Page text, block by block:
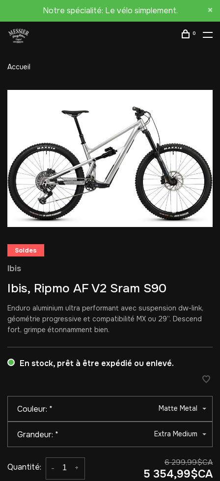
Notre spécialité: Le vélo simplement.
0
Accueil
Soldes
Ibis
Ibis, Ripmo AF V2 Sram S90
Enduro aluminium ultra performant avec suspension dw-link,
géométrie progressive et compatibilité MX ou 29”. Descend
fort, grimpe étonnamment bien.
En stock, prêt à être expédié ou enlevé.
Couleur: * Matte Metal
Grandeur: * Extra Medium
Quantité: +
-
6 299,99$CA
5 354,99$CA